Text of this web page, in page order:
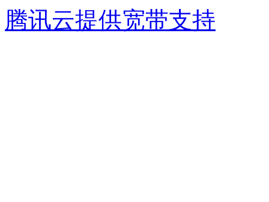
腾讯云提供宽带支持